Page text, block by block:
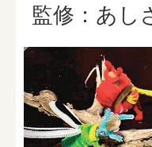
監修：あし